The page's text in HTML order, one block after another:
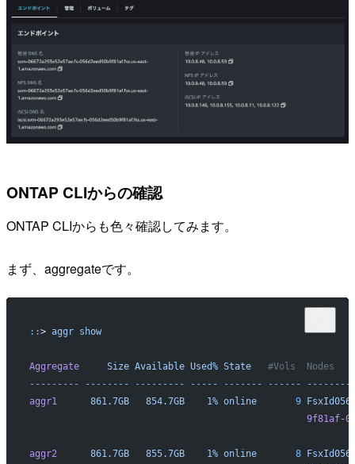
ONTAP CLIからの確認
ONTAP CLIからも色々確認してみます。
まず、aggregateです。
::> aggr show
Aggregate
     Size
Available Used% State
#Vols  Nodes
--------- -------- --------- ----- ------- ------
aggr1
      861.7GB
   854.7GB
    1%
online
       9
9f81af-
aggr2
      861.7GB
   855.7GB
    1%
online
       8